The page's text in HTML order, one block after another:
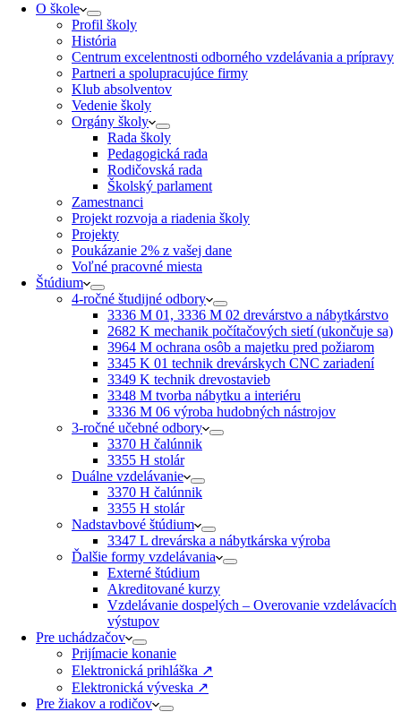
O škole
Profil školy
História
Centrum excelentnosti odborného vzdelávania a prípravy
Partneri a spolupracujúce firmy
Klub absolventov
Vedenie školy
Orgány školy
Rada školy
Pedagogická rada
Rodičovská rada
Školský parlament
Zamestnanci
Projekt rozvoja a riadenia školy
Projekty
Poukázanie 2% z vašej dane
Voľné pracovné miesta
Štúdium
4-ročné študijné odbory
3336 M 01, 3336 M 02 drevárstvo a nábytkárstvo
2682 K mechanik počítačových sietí (ukončuje sa)
3964 M ochrana osôb a majetku pred požiarom
3345 K 01 technik drevárskych CNC zariadení
3349 K technik drevostavieb
3348 M tvorba nábytku a interiéru
3336 M 06 výroba hudobných nástrojov
3-ročné učebné odbory
3370 H čalúnnik
3355 H stolár
Duálne vzdelávanie
3370 H čalúnnik
3355 H stolár
Nadstavbové štúdium
3347 L drevárska a nábytkárska výroba
Ďalšie formy vzdelávania
Externé štúdium
Akreditované kurzy​
Vzdelávanie dospelých – Overovanie vzdelávacích
výstupov
Pre uchádzačov
Prijímacie konanie
Elektronická prihláška ↗️
Elektronická výveska ↗️
Pre žiakov a rodičov